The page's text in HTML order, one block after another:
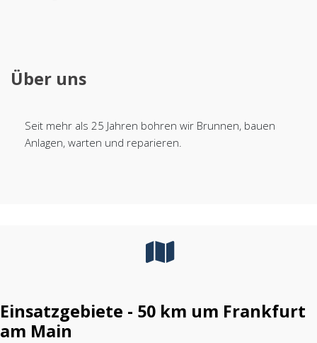
Über uns
Seit mehr als 25 Jahren bohren wir Brunnen, bauen
Anlagen, warten und reparieren.
Einsatzgebiete - 50 km um Frankfurt
am Main